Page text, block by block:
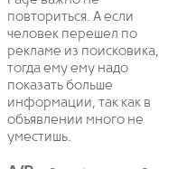
повториться. А если
человек перешел по
рекламе из поисковика,
тогда ему ему надо
показать больше
информации, так как в
объявлении много не
уместишь.